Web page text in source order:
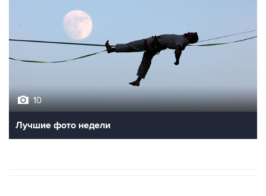
10
Лучшие фото недели